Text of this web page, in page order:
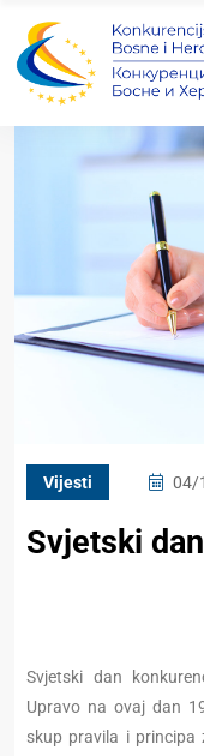
Vijesti 04/
Svjetski
Svjetski dan
Upravo na ovaj dan
skup pravila i principa